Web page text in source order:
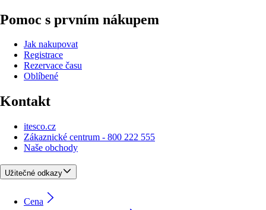
Pomoc s prvním nákupem
Jak nakupovat
Registrace
Rezervace času
Oblíbené
Kontakt
itesco.cz
Zákaznické centrum - 800 222 555
Naše obchody
Užitečné odkazy
Cena